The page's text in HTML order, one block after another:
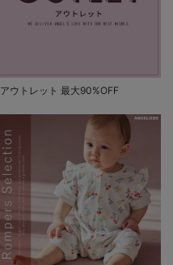
アウトレット 最大90%OFF